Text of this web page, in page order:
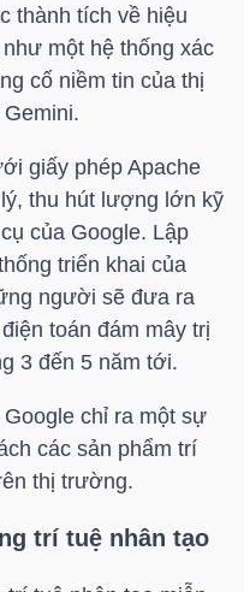
thành tích về hiệu
một hệ thống xác
cố niềm tin của thị
giấy phép Apache
thu hút lượng lớn kỹ
của Google. Lập
triển khai của
người sẽ đưa ra
toán đám mây trị
3 đến 5 năm tới.
chỉ ra một sự
các sản phẩm trí
thị trường.
trí tuệ nhân tạo